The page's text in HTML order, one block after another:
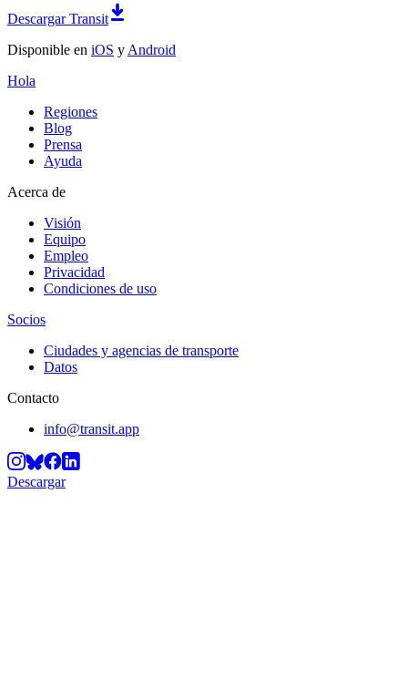
Descargar Transit
Disponible en iOS y Android
Hola
Regiones
Blog
Prensa
Ayuda
Acerca de
Visión
Equipo
Empleo
Privacidad
Condiciones de uso
Socios
Ciudades y agencias de transporte
Datos
Contacto
info@transit.app
Descargar